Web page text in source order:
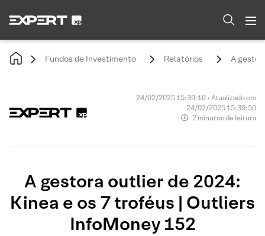
Fundos de Investimento Relatórios A
24/02/2025 15:39:10 • Atualizado em
24/02/2025 15:39:50
2 minutos de leitura
A gestora outlier de 2024:
Kinea e os 7 troféus | Outliers
InfoMoney 152